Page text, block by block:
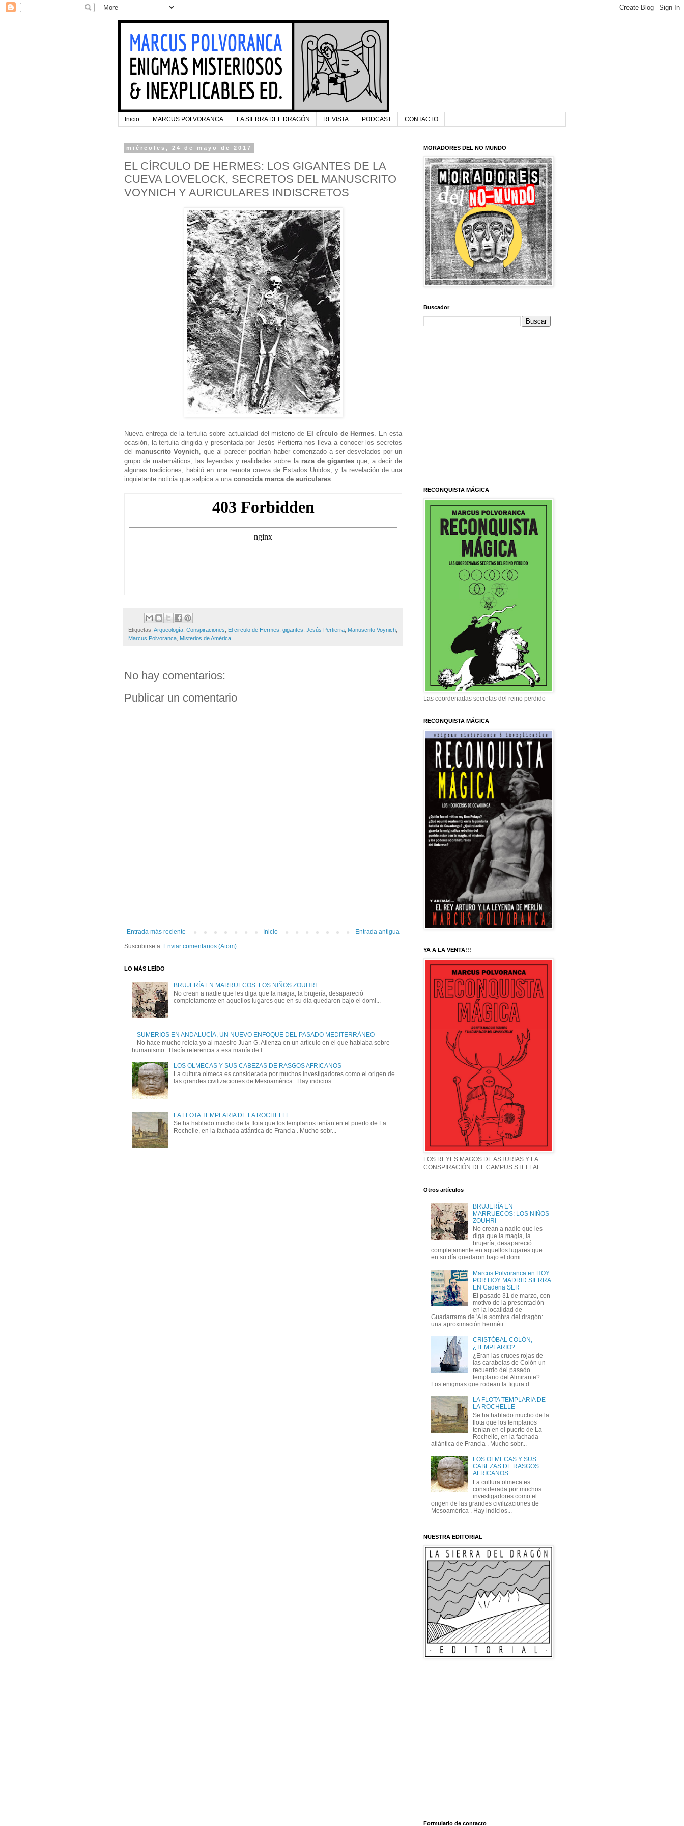
Inicio MARCUS POLVORANCA LA SIERRA DEL DRAGÓN REVISTA PODCAST CONTACTO
miércoles, 24 de mayo de 2017
EL CÍRCULO DE HERMES: LOS GIGANTES DE LA
CUEVA LOVELOCK, SECRETOS DEL MANUSCRITO
VOYNICH Y AURICULARES INDISCRETOS
Nueva entrega de la tertulia sobre actualidad del misterio de El círculo de Hermes. En esta
ocasión, la tertulia dirigida y presentada por Jesús Pertierra nos lleva a conocer los secretos
del manuscrito Voynich, que al parecer podrían haber comenzado a ser desvelados por un
grupo de matemáticos; las leyendas y realidades sobre la raza de gigantesque, a decir de
algunas tradiciones, habitó en una remota cueva de Estados Unidos, y la revelación de una
inquietante noticia que salpica a una conocida marca de auriculares...
Etiquetas: Arqueología, Conspiraciones, El circulo de Hermes, gigantes, Jesús Pertierra, Manuscrito Voynich,
Marcus Polvoranca, Misterios de América
No hay comentarios:
Publicar un comentario
Entrada más reciente Entrada antigua
Inicio
Suscribirse a: Enviar comentarios (Atom)
LO MÁS LEÍDO
BRUJERÍA EN MARRUECOS: LOS NIÑOS ZOUHRI
No crean a nadie que les diga que la magia, la brujería, desapareció
completamente en aquellos lugares que en su día quedaron bajo el domi...
SUMERIOS EN ANDALUCÍA, UN NUEVO ENFOQUE DEL PASADO MEDITERRÁNEO
No hace mucho releía yo al maestro Juan G. Atienza en un artículo en el que hablaba sobre
humanismo . Hacía referencia a esa manía de l...
LOS OLMECAS Y SUS CABEZAS DE RASGOS AFRICANOS
La cultura olmeca es considerada por muchos investigadores como el origen de
las grandes civilizaciones de Mesoamérica . Hay indicios...
LA FLOTA TEMPLARIA DE LA ROCHELLE
Se ha hablado mucho de la flota que los templarios tenían en el puerto de La
Rochelle, en la fachada atlántica de Francia . Mucho sobr...
MORADORES DEL NO MUNDO
Buscador
RECONQUISTA MÁGICA
Las coordenadas secretas del reino perdido
RECONQUISTA MÁGICA
YA A LA VENTA!!!
LOS REYES MAGOS DE ASTURIAS Y LA
CONSPIRACIÓN DEL CAMPUS STELLAE
Otros artículos
BRUJERÍA EN
MARRUECOS: LOS NIÑOS
ZOUHRI
No crean a nadie que les
diga que la magia, la
brujería, desapareció
completamente en aquellos lugares que
en su día quedaron bajo el domi...
Marcus Polvoranca en HOY
POR HOY MADRID SIERRA
EN Cadena SER
El pasado 31 de marzo, con
motivo de la presentación
en la localidad de
Guadarrama de 'A la sombra del dragón:
una aproximación herméti...
CRISTÓBAL COLÓN,
¿TEMPLARIO?
¿Eran las cruces rojas de
las carabelas de Colón un
recuerdo del pasado
templario del Almirante?
Los enigmas que rodean la figura d...
LA FLOTA TEMPLARIA DE
LA ROCHELLE
Se ha hablado mucho de la
flota que los templarios
tenían en el puerto de La
Rochelle, en la fachada
atlántica de Francia . Mucho sobr...
LOS OLMECAS Y SUS
CABEZAS DE RASGOS
AFRICANOS
La cultura olmeca es
considerada por muchos
investigadores como el
origen de las grandes civilizaciones de
Mesoamérica . Hay indicios...
NUESTRA EDITORIAL
Formulario de contacto